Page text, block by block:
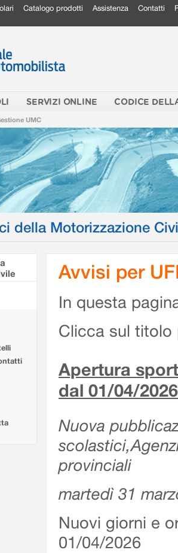
Catalogo prodotti Assistenza Contatti
SERVIZI ONLINE CODICE
UMC
della Motorizzazione
Avvisi per
In questa
Clicca sul titolo
Apertura
dal 01/04/2026
Nuova
provinciali
martedì 31
Nuovi giorni e
01/04/2026